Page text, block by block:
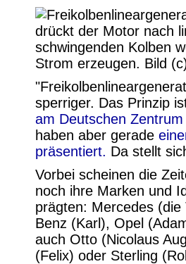
sperriger. Das Prinzip
am Deutschen
haben aber gerade
präsentiert. Da stellt
Vorbei scheinen die
noch ihre Marken und
prägten: Mercedes
Benz (Karl), Opel
auch Otto (Nicolaus
(Felix) oder Sterling